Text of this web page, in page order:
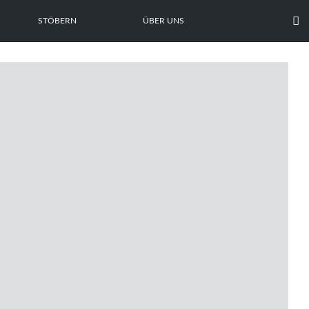
STÖBERN ÜBER UNS 